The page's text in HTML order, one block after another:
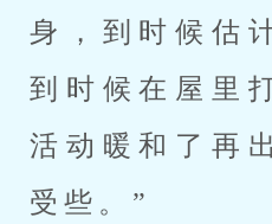
身，到时候估
到时候在屋里
活动暖和了再
受些。”